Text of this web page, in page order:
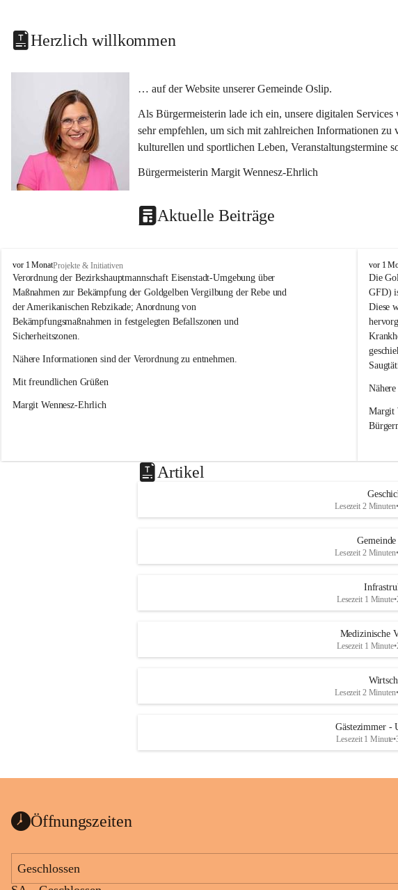
Herzlich willkommen
… auf der Website unserer Gemeinde Oslip.
Als Bürgermeisterin lade ich ein, unsere digitalen
sehr empfehlen, um sich mit zahlreichen Informationen zu
kulturellen und sportlichen Leben, Veranstaltungstermine
Bürgermeisterin Margit Wennesz-Ehrlich
Aktuelle Beiträge
O
s
l
i
p
vor 1 MonatProjekte & Initiativen
Verordnung der Bezirkshauptmannschaft Eisenstadt-Umgebung über
Maßnahmen zur Bekämpfung der Goldgelben Vergilbung der Rebe und
der Amerikanischen Rebzikade; Anordnung von
Bekämpfungsmaßnahmen in festgelegten Befallszonen und
Sicherheitszonen.
Nähere Informationen sind der Verordnung zu entnehmen.
Mit freundlichen Grüßen
Margit Wennesz-Ehrlich
O
s
l
i
p
vor 1
Die
GFD)
Diese
Margit
Artikel
Lesezeit 2 Minuten•
Lesezeit 2 Minuten•
Lesezeit 1 Minute•
Medizinische
Lesezeit 1 Minute•
Lesezeit 2 Minuten•
Gästezimmer -
Lesezeit 1 Minute•
Öffnungszeiten
Geschlossen